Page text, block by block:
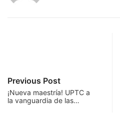
Previous Post
¡Nueva maestría! UPTC a
la vanguardia de las…